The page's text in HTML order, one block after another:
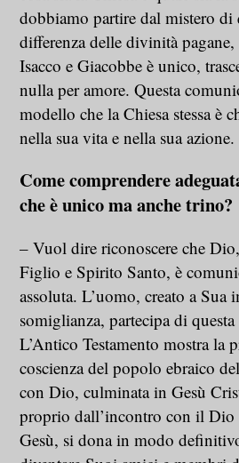
dobbiamo partire dal mistero
differenza delle divinità
Isacco e Giacobbe è unico,
nulla per amore. Questa
modello che la Chiesa stessa è
nella sua vita e nella sua azione.
Come comprendere
che è unico ma anche trino?
– Vuol dire riconoscere che
Figlio e Spirito Santo, è
assoluta. L’uomo, creato a Sua
somiglianza, partecipa di
L’Antico Testamento mostra la
coscienza del popolo ebraico
con Dio, culminata in Gesù
proprio dall’incontro con il
Gesù, si dona in modo